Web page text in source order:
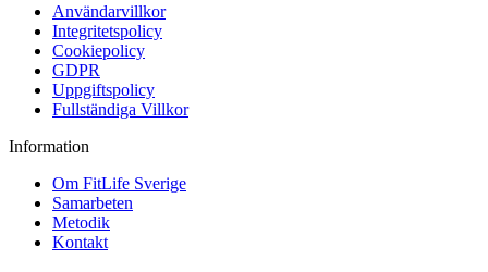
Användarvillkor
Integritetspolicy
Cookiepolicy
GDPR
Uppgiftspolicy
Fullständiga Villkor
Information
Om FitLife Sverige
Samarbeten
Metodik
Kontakt